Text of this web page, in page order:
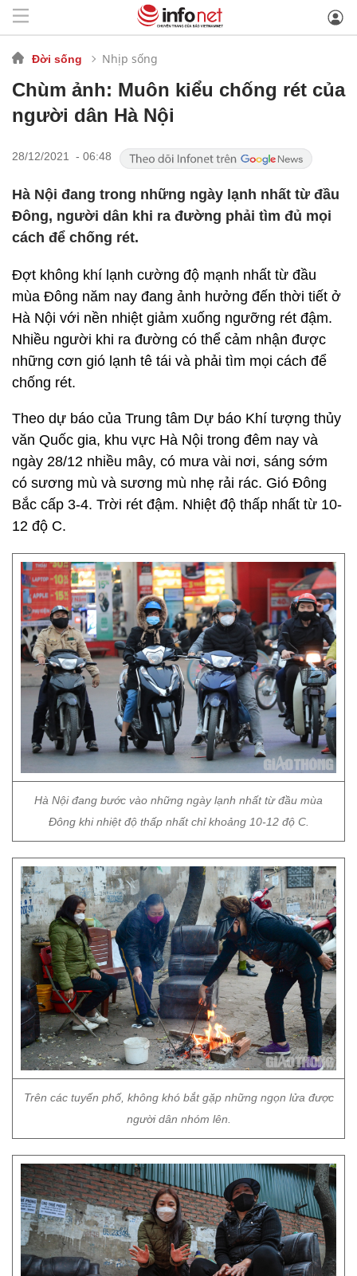
Đời sống Nhịp sống
Chùm ảnh: Muôn kiểu chống rét của
người dân Hà Nội
28/12/2021 - 06:48
Hà Nội đang trong những ngày lạnh nhất từ đầu
Đông, người dân khi ra đường phải tìm đủ mọi
cách để chống rét.
Đợt không khí lạnh cường độ mạnh nhất từ đầu
mùa Đông năm nay đang ảnh hưởng đến thời tiết ở
Hà Nội với nền nhiệt giảm xuống ngưỡng rét đậm.
Nhiều người khi ra đường có thể cảm nhận được
những cơn gió lạnh tê tái và phải tìm mọi cách để
chống rét.
Theo dự báo của Trung tâm Dự báo Khí tượng thủy
văn Quốc gia, khu vực Hà Nội trong đêm nay và
ngày 28/12 nhiều mây, có mưa vài nơi, sáng sớm
có sương mù và sương mù nhẹ rải rác. Gió Đông
Bắc cấp 3-4. Trời rét đậm. Nhiệt độ thấp nhất từ 10-
12 độ C.
Hà Nội đang bước vào những ngày lạnh nhất từ đầu mùa
Đông khi nhiệt độ thấp nhất chỉ khoảng 10-12 độ C.
Trên các tuyến phố, không khó bắt gặp những ngọn lửa được
người dân nhóm lên.